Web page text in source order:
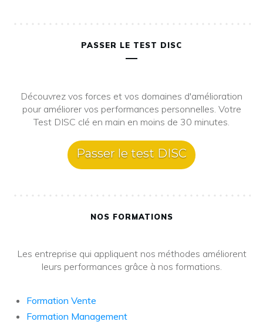
PASSER LE TEST DISC
Découvrez vos forces et vos domaines d'amélioration
pour améliorer vos performances personnelles. Votre
Test DISC clé en main en moins de 30 minutes.
Passer le test DISC
NOS FORMATIONS
Les entreprise qui appliquent nos méthodes améliorent
leurs performances grâce à nos formations.
Formation Vente
Formation Management